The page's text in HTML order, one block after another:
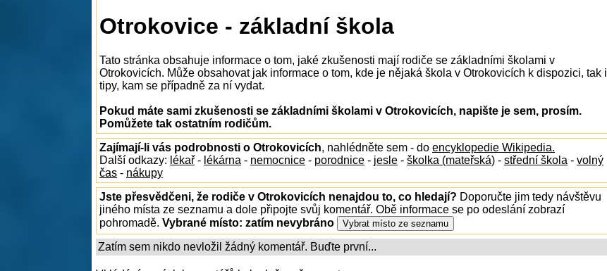
Otrokovice - základní škola
Tato stránka obsahuje informace o tom, jaké zkušenosti mají rodiče se základními školami v
Otrokovicích. Může obsahovat jak informace o tom, kde je nějaká škola v Otrokovicích k dispozici, tak i
tipy, kam se případně za ní vydat.
Pokud máte sami zkušenosti se základními školami v Otrokovicích, napište je sem, prosím.
Pomůžete tak ostatním rodičům.
Zajímají-li vás podrobnosti o Otrokovicích, nahlédněte sem - do encyklopedie Wikipedia.
Další odkazy: lékař - lékárna - nemocnice - porodnice - jesle - školka (mateřská) - střední škola - volný
čas - nákupy
Jste přesvědčeni, že rodiče v Otrokovicích nenajdou to, co hledají? Doporučte jim tedy návštěvu
jiného místa ze seznamu a dole připojte svůj komentář. Obě informace se po odeslání zobrazí
pohromadě. Vybrané místo: zatím nevybráno
Zatím sem nikdo nevložil žádný komentář. Buďte první...